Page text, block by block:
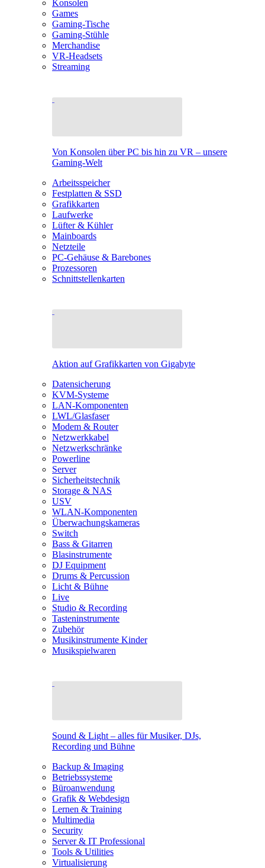
Konsolen
Games
Gaming-Tische
Gaming-Stühle
Merchandise
VR-Headsets
Streaming
Von Konsolen über PC bis hin zu VR – unsere
Gaming-Welt
Arbeitsspeicher
Festplatten & SSD
Grafikkarten
Laufwerke
Lüfter & Kühler
Mainboards
Netzteile
PC-Gehäuse & Barebones
Prozessoren
Schnittstellenkarten
Aktion auf Grafikkarten von Gigabyte
Datensicherung
KVM-Systeme
LAN-Komponenten
LWL/Glasfaser
Modem & Router
Netzwerkkabel
Netzwerkschränke
Powerline
Server
Sicherheitstechnik
Storage & NAS
USV
WLAN-Komponenten
Überwachungskameras
Switch
Bass & Gitarren
Blasinstrumente
DJ Equipment
Drums & Percussion
Licht & Bühne
Live
Studio & Recording
Tasteninstrumente
Zubehör
Musikinstrumente Kinder
Musikspielwaren
Sound & Light – alles für Musiker, DJs,
Recording und Bühne
Backup & Imaging
Betriebssysteme
Büroanwendung
Grafik & Webdesign
Lernen & Training
Multimedia
Security
Server & IT Professional
Tools & Utilities
Virtualisierung